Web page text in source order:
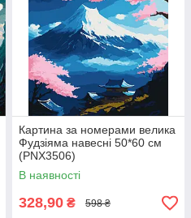
Картина за номерами велика
Фудзіяма навесні 50*60 см
(PNX3506)
В наявності
328,90 ₴ 598 ₴